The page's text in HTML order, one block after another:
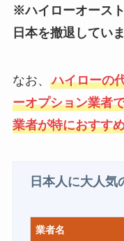
※ハイローオース
日本を撤退していま
なお、 ハイローの
ーオプション業者
業者が特におすす
日本人に大人気
業者名